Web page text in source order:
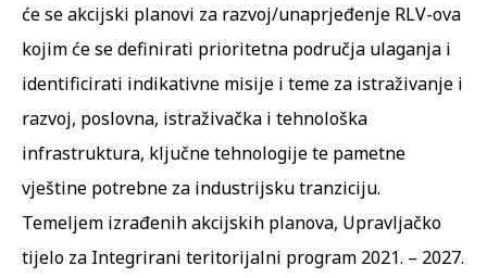
će se akcijski planovi za razvoj/unaprjeđenje RLV-ova
kojim će se definirati prioritetna područja ulaganja i
identificirati indikativne misije i teme za istraživanje i
razvoj, poslovna, istraživačka i tehnološka
infrastruktura, ključne tehnologije te pametne
vještine potrebne za industrijsku tranziciju.
Temeljem izrađenih akcijskih planova, Upravljačko
tijelo za Integrirani teritorijalni program 2021. – 2027.